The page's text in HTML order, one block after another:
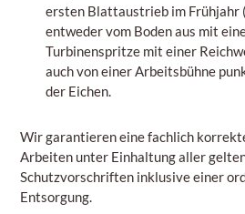
ersten Blattaustrieb im Frühjahr
entweder vom Boden aus mit
Turbinenspritze mit einer
auch von einer Arbeitsbühne
der Eichen.
Wir garantieren eine fachlich
Arbeiten unter Einhaltung aller
Schutzvorschriften inklusive einer
Entsorgung.